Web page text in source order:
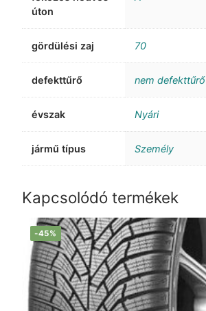
úton
gördülési zaj 70
defekttűrő nem defekttűrő
évszak Nyári
jármű típus Személy
Kapcsolódó termékek
-45%